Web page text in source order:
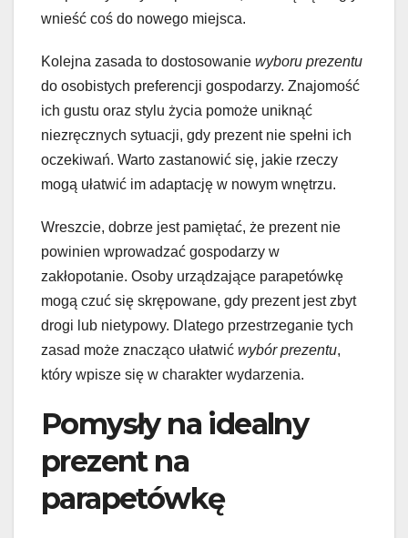
wnieść coś do nowego miejsca.
Kolejna zasada to dostosowanie wyboru prezentu
do osobistych preferencji gospodarzy. Znajomość
ich gustu oraz stylu życia pomoże uniknąć
niezręcznych sytuacji, gdy prezent nie spełni ich
oczekiwań. Warto zastanowić się, jakie rzeczy
mogą ułatwić im adaptację w nowym wnętrzu.
Wreszcie, dobrze jest pamiętać, że prezent nie
powinien wprowadzać gospodarzy w
zakłopotanie. Osoby urządzające parapetówkę
mogą czuć się skrępowane, gdy prezent jest zbyt
drogi lub nietypowy. Dlatego przestrzeganie tych
zasad może znacząco ułatwić wybór prezentu,
który wpisze się w charakter wydarzenia.
Pomysły na idealny
prezent na
parapetówkę